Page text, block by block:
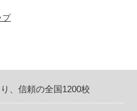
プ
、信頼の全国1200校